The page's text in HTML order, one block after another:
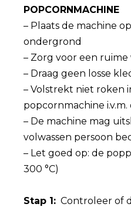
POPCORNMACHINE
– Plaats de machine
ondergrond
– Zorg voor een
– Draag geen losse
– Volstrekt niet roken
popcornmachine i.v.m.
– De machine mag
volwassen persoon
– Let goed op: de
300 °C)
Stap 1: Controleer of